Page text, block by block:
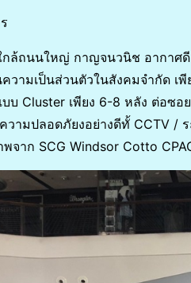
กล้ถนนใหญ่ กาญจนวนิช อากาศดี
ความเป็นส่วนตัวในสังคมจำกัด เ
บบ Cluster เพียง 6-8 หลัง ต่อซอ
วามปลอดภัยงอย่างดีทั้ CCTV /
จาก SCG Windsor Cotto